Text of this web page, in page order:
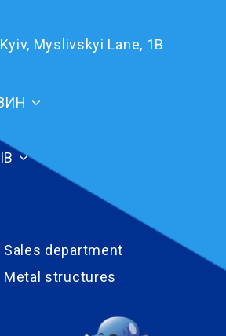
Myslivskyi Lane, 1B
department
Metal structures